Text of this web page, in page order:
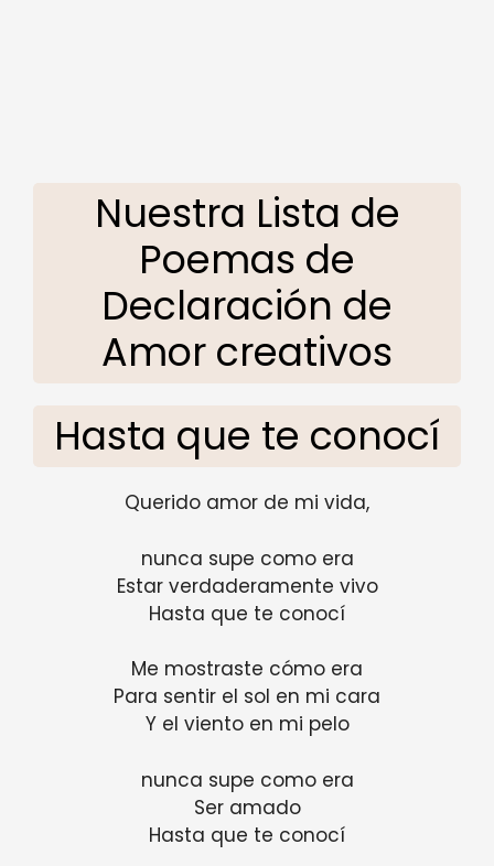
Nuestra Lista de
Poemas de
Declaración de
Amor creativos
Hasta que te conocí
Querido amor de mi vida,
nunca supe como era
Estar verdaderamente vivo
Hasta que te conocí
Me mostraste cómo era
Para sentir el sol en mi cara
Y el viento en mi pelo
nunca supe como era
Ser amado
Hasta que te conocí